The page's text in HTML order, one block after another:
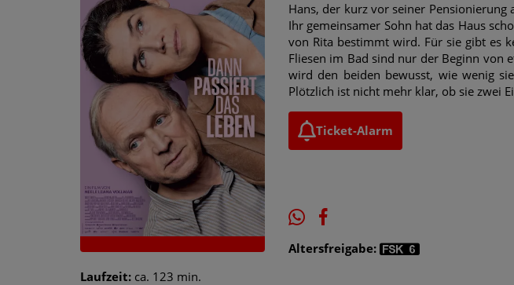
Hans, der kurz vor seiner
Ihr gemeinsamer Sohn hat das Haus
von Rita bestimmt wird. Für sie gibt es
Fliesen im Bad sind nur der Beginn von
wird den beiden bewusst, wie wenig
Plötzlich ist nicht mehr klar, ob sie zwei
Ticket-Alarm
Altersfreigabe:
Laufzeit: ca. 123 min.